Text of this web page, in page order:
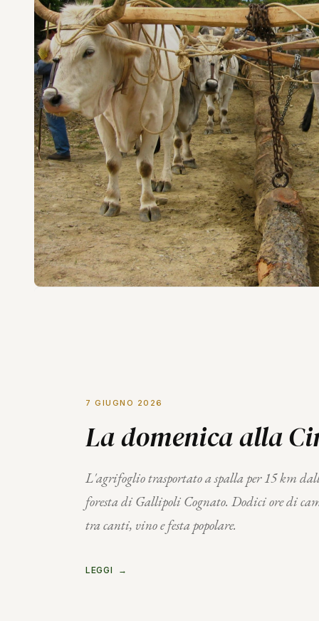
7 GIUGNO 2026
La domenica alla
L'agrifoglio trasportato a spalla per 15 km
foresta di Gallipoli Cognato. Dodici ore di
tra canti, vino e festa popolare.
LEGGI →